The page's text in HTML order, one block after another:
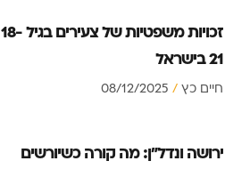
זכויות משפטיות של צעירים בגיל 18-
21 בישראל
חיים כץ
ירושה ונדל”ן: מה קורה כשיורשים